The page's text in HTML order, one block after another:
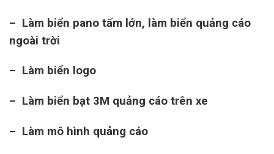
– Làm biển pano tấm lớn, làm biển quảng cáo
ngoài trời
– Làm biển logo
– Làm biển bạt 3M quảng cáo trên xe
– Làm mô hình quảng cáo